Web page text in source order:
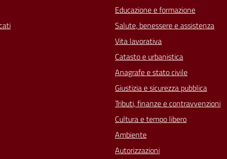
Educazione e formazione
Salute, benessere e assistenza
Vita lavorativa
Catasto e urbanistica
Anagrafe e stato civile
Giustizia e sicurezza pubblica
Tributi, finanze e contravvenzioni
Cultura e tempo libero
Ambiente
Autorizzazioni